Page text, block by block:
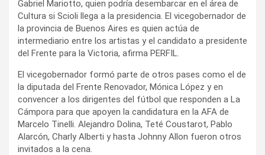
Gabriel Mariotto, quien podría desembarcar en el área de
Cultura si Scioli llega a la presidencia. El vicegobernador de
la provincia de Buenos Aires es quien actúa de
intermediario entre los artistas y el candidato a presidente
del Frente para la Victoria, afirma PERFIL.
El vicegobernador formó parte de otros pases como el de
la diputada del Frente Renovador, Mónica López y en
convencer a los dirigentes del fútbol que responden a La
Cámpora para que apoyen la candidatura en la AFA de
Marcelo Tinelli. Alejandro Dolina, Teté Coustarot, Pablo
Alarcón, Charly Alberti y hasta Johnny Allon fueron otros
invitados a la cena.